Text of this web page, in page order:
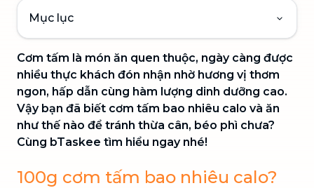
Mục lục
Cơm tấm là món ăn quen thuộc, ngày càng được
nhiều thực khách đón nhận nhờ hương vị thơm
ngon, hấp dẫn cùng hàm lượng dinh dưỡng cao.
Vậy bạn đã biết cơm tấm bao nhiêu calo và ăn
như thế nào để tránh thừa cân, béo phì chưa?
Cùng bTaskee tìm hiểu ngay nhé!
100g cơm tấm bao nhiêu calo?